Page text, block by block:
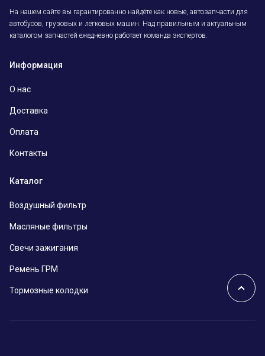
На нашем сайте вы гарантированно найдёте как новые, автозапчасти для
автобусов, грузовых и легковых машин. Над правильным и актуальным
каталогом запчастей ежедневно работает команда экспертов.
Информация
О нас
Доставка
Оплата
Контакты
Каталог
Воздушный фильтр
Масляные фильтры
Свечи зажигания
Ремень ГРМ
Тормозные колодки